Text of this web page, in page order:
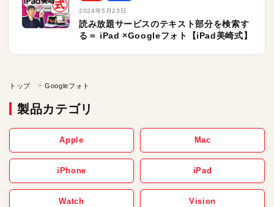
2024年5月23日
読み放題サービスのテキスト部分を検索す
る＝ iPad ×Googleフォト【iPad美崎式】
トップ Googleフォト
製品カテゴリ
Apple Mac
iPhone iPad
Watch Vision